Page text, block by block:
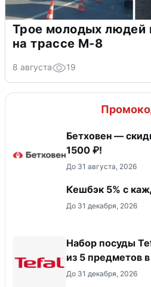
Трое молодых людей
на трассе М-8
8 августа 19
Бетховен —
1500 ₽!
До 31 августа, 2026
Кешбэк 5% с
До 31 декабря, 2026
Набор посуды
из 5 предметов
До 31 декабря, 2026